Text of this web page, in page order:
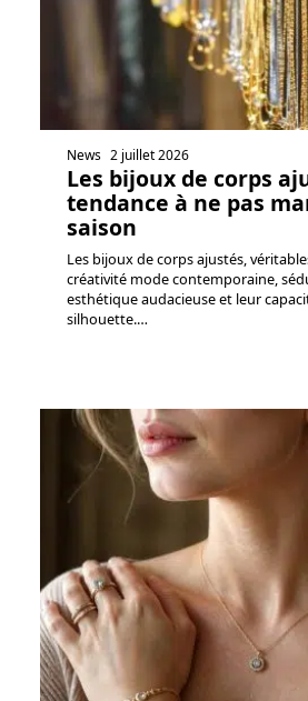
News 2 juillet 2026
Les bijoux de corps
tendance à ne pas
saison
Les bijoux de corps ajustés,
créativité mode contemporaine,
esthétique audacieuse et leur
silhouette.…